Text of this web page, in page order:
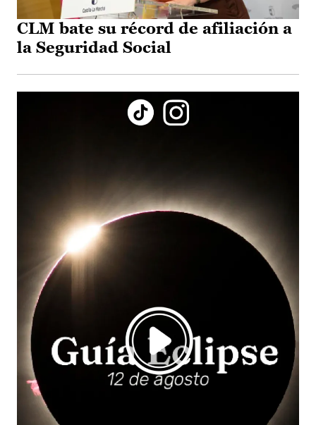
CLM bate su récord de afiliación a
la Seguridad Social